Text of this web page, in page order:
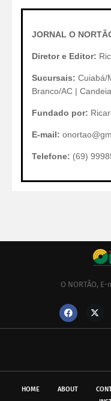
JORNAL O
Diretor e Editor:
Sucursais: Cuiabá/
Branco/AC |
Fundado por:
E-mail:
Telefone: (69)
O NORTÃO,
HOME ABOUT